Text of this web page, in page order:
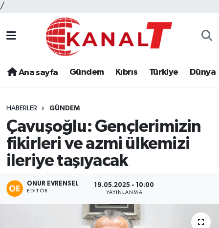
/
Ana sayfa Gündem Kıbrıs Türkiye Dünya
HABERLER GÜNDEM
Çavuşoğlu: Gençlerimizin
fikirleri ve azmi ülkemizi
ileriye taşıyacak
ONUR EVRENSEL
EDITÖR
19.05.2025 - 10:00
YAYINLANMA